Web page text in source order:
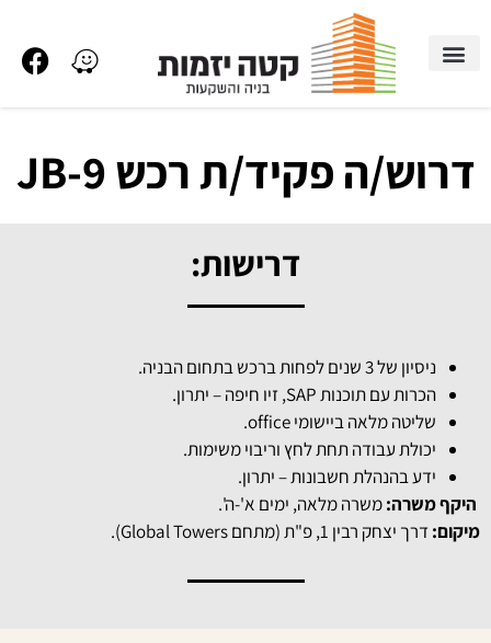
דרוש/ה פקיד/ת רכש JB-9
דרוש/ה פקיד/ת רכש JB-9
דרישות:
ניסיון של 3 שנים לפחות ברכש בתחום הבניה.
הכרות עם תוכנות SAP, זיו חיפה – יתרון.
שליטה מלאה ביישומי office.
יכולת עבודה תחת לחץ וריבוי משימות.
ידע בהנהלת חשבונות – יתרון.
היקף משרה:משרה מלאה, ימים א'-ה'.
מיקום:דרך יצחק רבין 1, פ"ת (מתחם